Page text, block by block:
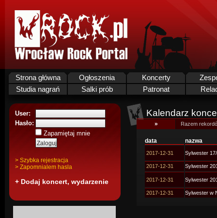
Strona główna Ogłoszenia Koncerty
Studia nagrań
Salki prób Patronat
User:
Hasło:
Zapamiętaj mnie
> Szybka rejestracja
> Zapomnialem hasla
+ Dodaj koncert, wydarzenie
Kalendarz
» Razem
data nazwa
2017-12-31 Sylwester
2017-12-31 Sylwester
2017-12-31 Sylwester
2017-12-31 Sylwester w